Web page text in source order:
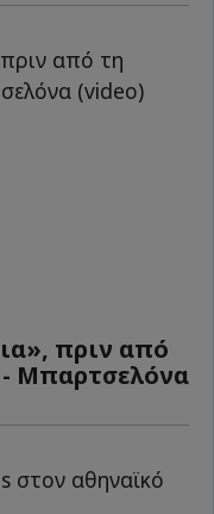
πριν από
- Μπαρτσελόνα